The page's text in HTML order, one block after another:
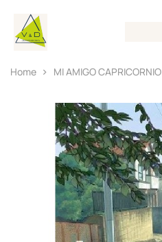
Home MI AMIGO CAPRICORNIO